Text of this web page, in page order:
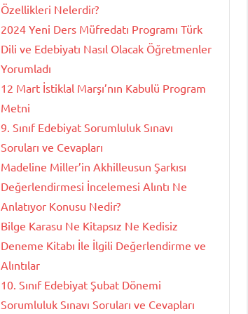
Özellikleri Nelerdir?
2024 Yeni Ders Müfredatı Programı Türk
Dili ve Edebiyatı Nasıl Olacak Öğretmenler
Yorumladı
12 Mart İstiklal Marşı’nın Kabulü Program
Metni
9. Sınıf Edebiyat Sorumluluk Sınavı
Soruları ve Cevapları
Madeline Miller’in Akhilleusun Şarkısı
Değerlendirmesi İncelemesi Alıntı Ne
Anlatıyor Konusu Nedir?
Bilge Karasu Ne Kitapsız Ne Kedisiz
Deneme Kitabı İle İlgili Değerlendirme ve
Alıntılar
10. Sınıf Edebiyat Şubat Dönemi
Sorumluluk Sınavı Soruları ve Cevapları